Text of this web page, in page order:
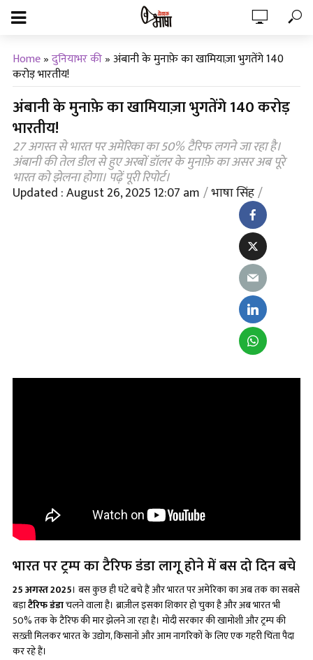
Home»दुनियाभर की»अंबानी के मुनाफ़े का खामियाज़ा भुगतेंगे 140
करोड़ भारतीय!
अंबानी के मुनाफ़े का खामियाज़ा भुगतेंगे 140 करोड़
भारतीय!
27 अगस्त से भारत पर अमेरिका का 50% टैरिफ लगने जा रहा है।
अंबानी की तेल डील से हुए अरबों डॉलर के मुनाफ़े का असर अब पूरे
भारत को झेलना होगा। पढ़ें पूरी रिपोर्ट।
Updated : August 26, 2025 12:07 am भाषा सिंह
भारत पर ट्रम्प का टैरिफ डंडा लागू होने में बस दो दिन बचे
25 अगस्त 2025। बस कुछ ही घंटे बचे हैं और भारत पर अमेरिका का अब तक का सबसे
बड़ाटैरिफ डंडाचलने वाला है। ब्राज़ील इसका शिकार हो चुका है और अब भारत भी
50% तक के टैरिफ की मार झेलने जा रहा है। मोदी सरकार की खामोशी और ट्रम्प की
सख़्ती मिलकर भारत के उद्योग, किसानों और आम नागरिकों के लिए एक गहरी चिंता पैदा
कर रहे हैं।